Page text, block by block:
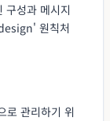
구성과 메시지
원칙처
로 관리하기 위